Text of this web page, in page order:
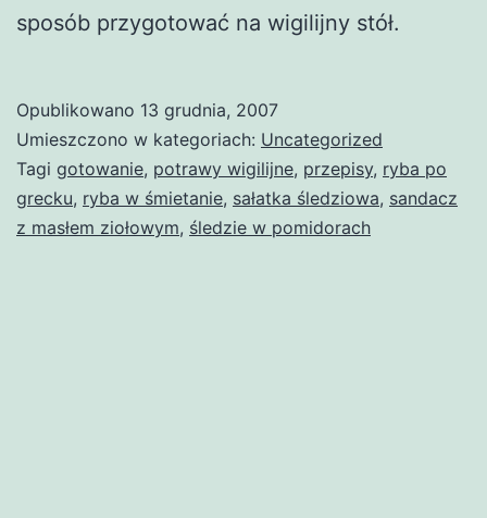
sposób przygotować na wigilijny stół.
Opublikowano 13 grudnia, 2007
Umieszczono w kategoriach: Uncategorized
Tagi gotowanie, potrawy wigilijne, przepisy, ryba po
grecku, ryba w śmietanie, sałatka śledziowa, sandacz
z masłem ziołowym, śledzie w pomidorach